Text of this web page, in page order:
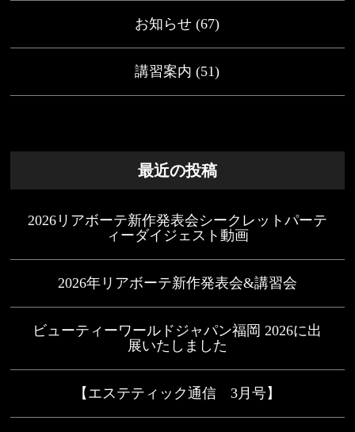
お知らせ (67)
講習案内 (51)
最近の投稿
2026リアボーテ新作発表会シークレットパーテ
ィーダイジェスト動画
2026年リアボーテ新作発表会&講習会
ビューティーワールドジャパン福岡 2026に出
展いたしました
【エステティック通信 3月号】